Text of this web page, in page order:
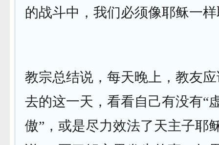
的战斗中，我们必须像耶稣一
教宗总结说，每天晚上，教友
去的这一天，看看自己有没有“
傲”，或是尽力效法了天主子耶